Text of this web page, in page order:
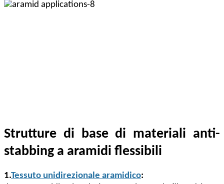
Strutture di base di materiali anti-
stabbing a aramidi flessibili
1.Tessuto unidirezionale aramidico: